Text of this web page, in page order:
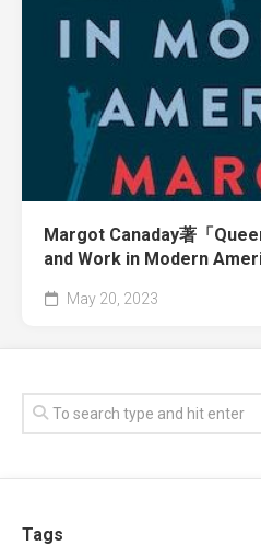
Margot Canaday著「
and Work in Modern
May 20, 2023
Tags